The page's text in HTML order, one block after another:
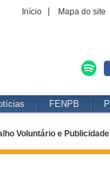
Início Mapa do site
FENPB
Voluntário e